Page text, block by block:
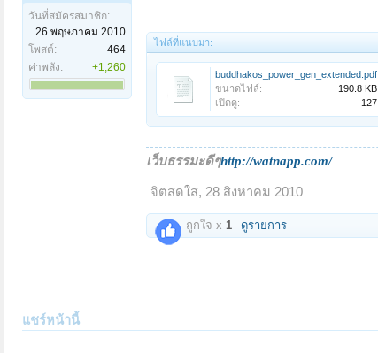
วันที่สมัครสมาชิก:
26 พฤษภาคม 2010
โพสต์:
464
ค่าพลัง:
+1,260
ไฟล์ที่แนบมา:
buddhakos_power_gen_extended.pdf
ขนาดไฟล์:
190.8 KB
เปิดดู:
127
เว็บธรรมะดีๆhttp://watnapp.com/
จิตสดใส, 28 สิงหาคม 2010
ถูกใจ x 1 ดูรายการ
แชร์หน้านี้